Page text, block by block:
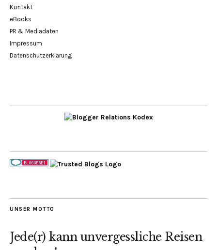
Kontakt
eBooks
PR & Mediadaten
Impressum
Datenschutzerklärung
UNSER MOTTO
Jede(r) kann unvergessliche Reisen